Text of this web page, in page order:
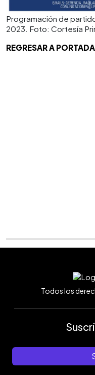
Programación de
2023. Foto: Cortesía
REGRESAR A PORTADA
Todos los